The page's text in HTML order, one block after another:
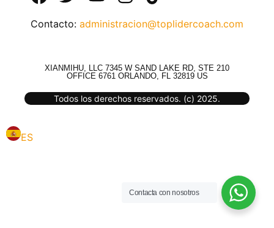
Contacto: administracion@toplidercoach.com
XIANMIHU, LLC 7345 W SAND LAKE RD, STE 210
OFFICE 6761 ORLANDO, FL 32819 US
Todos los derechos reservados. (c) 2025.
Contacta con nosotros
ES